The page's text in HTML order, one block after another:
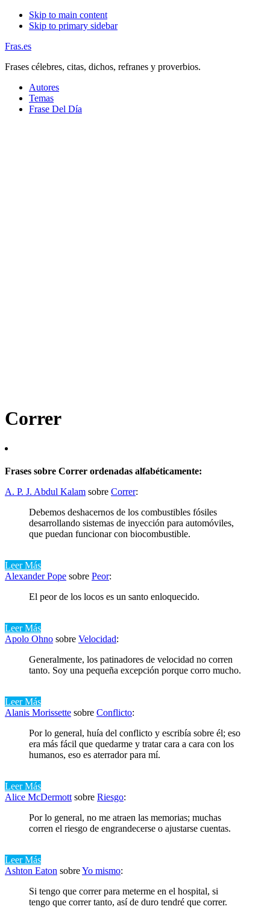
Skip to main content
Skip to primary sidebar
Fras.es
Frases célebres, citas, dichos, refranes y proverbios.
Autores
Temas
Frase Del Día
Correr
Frases sobre Correr ordenadas alfabéticamente:
A. P. J. Abdul Kalam sobre Correr:
Debemos deshacernos de los combustibles fósiles
desarrollando sistemas de inyección para automóviles,
que puedan funcionar con biocombustible.
Leer Más
Alexander Pope sobre Peor:
El peor de los locos es un santo enloquecido.
Leer Más
Apolo Ohno sobre Velocidad:
Generalmente, los patinadores de velocidad no corren
tanto. Soy una pequeña excepción porque corro mucho.
Leer Más
Alanis Morissette sobre Conflicto:
Por lo general, huía del conflicto y escribía sobre él; eso
era más fácil que quedarme y tratar cara a cara con los
humanos, eso es aterrador para mí.
Leer Más
Alice McDermott sobre Riesgo:
Por lo general, no me atraen las memorias; muchas
corren el riesgo de engrandecerse o ajustarse cuentas.
Leer Más
Ashton Eaton sobreYo mismo:
Si tengo que correr para meterme en el hospital, si
tengo que correr tanto, así de duro tendré que correr.